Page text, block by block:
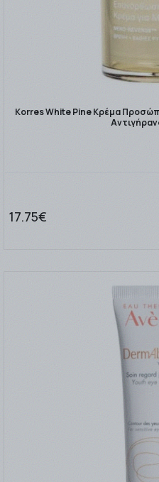
Korres White Pine Κρέμα
17.75€